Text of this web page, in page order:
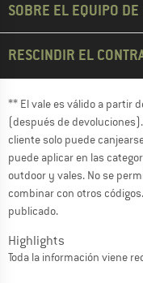
SOBRE EL EQUIPO
RESCINDIR EL
** El vale es válido a partir
(después de
cliente solo puede
puede aplicar en las
outdoor y vales. No se
combinar con otros
publicado.
Highlights
Toda la información viene